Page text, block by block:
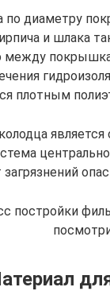
по диаметру
и шлака
между
плотным
постройки